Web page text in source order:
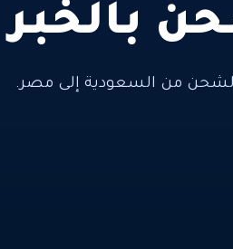
بالخبر
من السعودية إلى مصر.